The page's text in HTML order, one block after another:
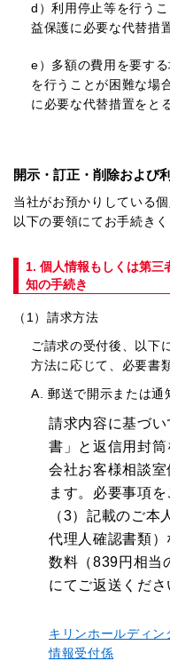
d）利用停止等を行う
益保護に必要な代替措
e） 多額の費用を要す
を行うことが困難な場
に必要な代替措置をと
開示・訂正・削除および
当社がお預かりしている
以下の要領にてお手続きく
1. 個人情報もしくは第三
知の手続き
（1）請求方法
ご請求の受付後、以下
方法に応じて、必要書
A. 郵送で開示または通
請求内容に基づ
書」と返信用封
会社お客様相談
ます。必要事項
（3）記載のご本
代理人確認書類
数料（839円相当
にてご返送くださ
キリンホールディン
情報受付係